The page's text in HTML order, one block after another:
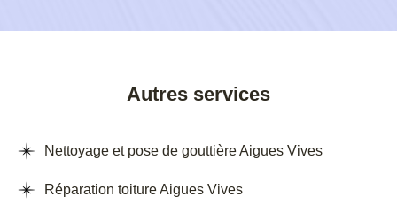
Autres services
Nettoyage et pose de gouttière Aigues Vives
Réparation toiture Aigues Vives